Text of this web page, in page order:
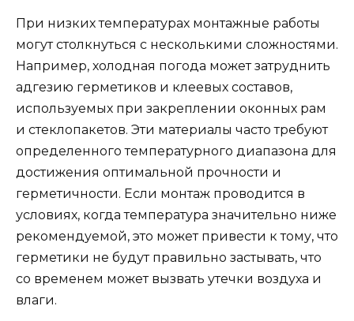
При низких температурах монтажные работы
могут столкнуться с несколькими сложностями.
Например, холодная погода может затруднить
адгезию герметиков и клеевых составов,
используемых при закреплении оконных рам
и стеклопакетов. Эти материалы часто требуют
определенного температурного диапазона для
достижения оптимальной прочности и
герметичности. Если монтаж проводится в
условиях, когда температура значительно ниже
рекомендуемой, это может привести к тому, что
герметики не будут правильно застывать, что
со временем может вызвать утечки воздуха и
влаги.